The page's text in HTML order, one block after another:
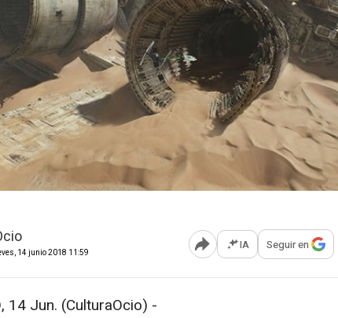
14 junio 2018 11:59 Abrir opciones para compartir
IA Seguir en
14 Jun. (CulturaOcio) -